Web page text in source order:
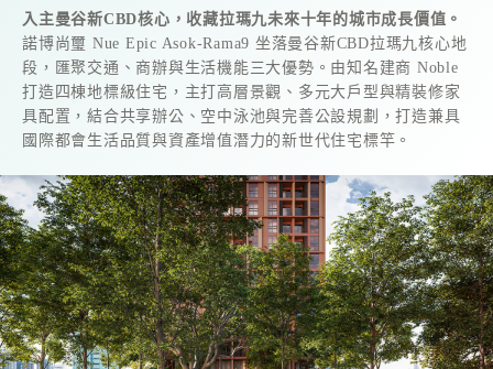
入主曼谷新CBD核心，收藏拉瑪九未來十年的城市成長價值。
諾博尚璽 Nue Epic Asok-Rama9 坐落曼谷新CBD拉瑪九核心地
段，匯聚交通、商辦與生活機能三大優勢。由知名建商 Noble
打造四棟地標級住宅，主打高層景觀、多元大戶型與精裝修家
具配置，結合共享辦公、空中泳池與完善公設規劃，打造兼具
國際都會生活品質與資產增值潛力的新世代住宅標竿。